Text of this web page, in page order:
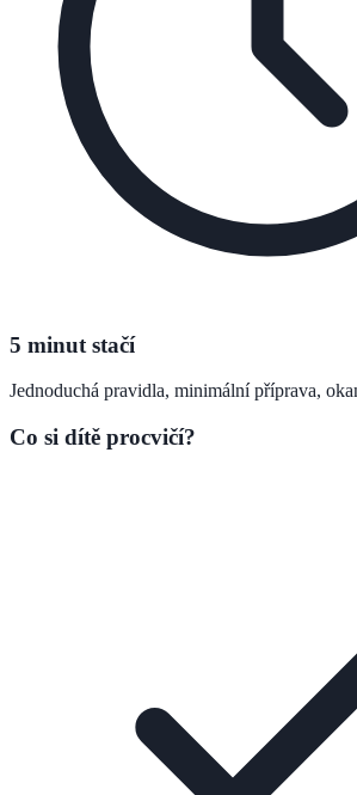
5 minut stačí
Jednoduchá pravidla, minimální příprava,
Co si dítě procvičí?